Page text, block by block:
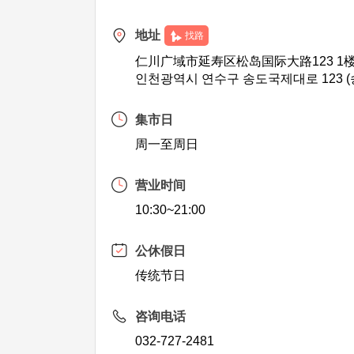
地址 找路
仁川广域市延寿区松岛国际大路123 1
인천광역시 연수구 송도국제대로 123 (
集市日
周一至周日
营业时间
10:30~21:00
公休假日
传统节日
咨询电话
032-727-2481